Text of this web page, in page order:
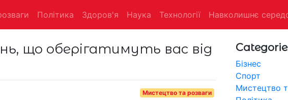
Політика Здоров'я Наука Технології Навколишнє
що оберігатимуть вас від
Мистецтво та розваги
Бізнес
Спорт
Мистецтво